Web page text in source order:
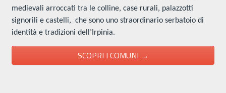
medievali arroccati tra le colline, case rurali, palazzotti
signorili e castelli, che sono uno straordinario serbatoio di
identità e tradizioni dell’Irpinia.
SCOPRI I COMUNI →